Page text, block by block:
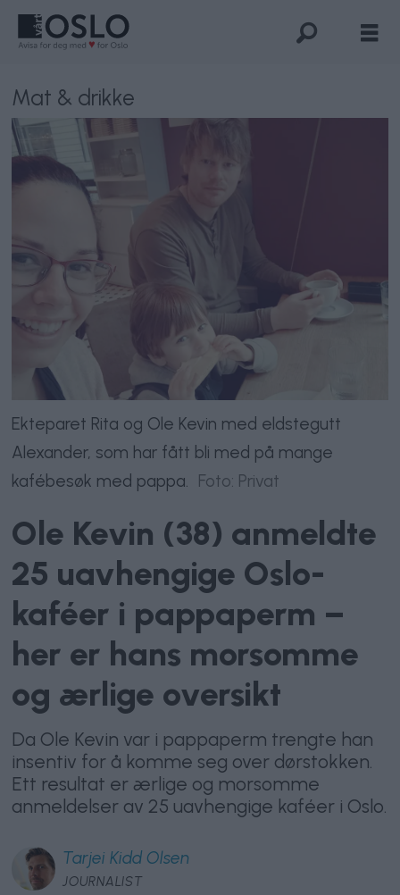
Mat & drikke
Ekteparet Rita og Ole Kevin med eldstegutt
Alexander, som har fått bli med på mange
kafébesøk med pappa. Foto: Privat
Ole Kevin (38) anmeldte
25 uavhengige Oslo-
kaféer i pappaperm –
her er hans morsomme
og ærlige oversikt
Da Ole Kevin var i pappaperm trengte han
insentiv for å komme seg over dørstokken.
Ett resultat er ærlige og morsomme
anmeldelser av 25 uavhengige kaféer i Oslo.
Tarjei Kidd Olsen
JOURNALIST